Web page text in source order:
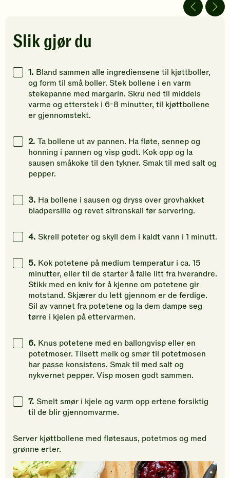
Klikk
for
gi
din
vurdering.
din
vurdering.
5
din
Slik gjør du
1. Bland sammen alle ingrediensene til kjøttboller,
og form til små boller. Stek bollene i en varm
stekepanne med margarin. Skru ned til middels
varme og etterstek i 6-8 minutter, til kjøttbollene
er gjennomstekt.
2. Ta bollene ut av pannen. Ha fløte, sennep og
honning i pannen og visp godt. Kok opp og la
sausen småkoke til den tykner. Smak til med salt og
pepper.
3. Ha bollene i sausen og dryss over grovhakket
bladpersille og revet sitronskall før servering.
4. Skrell poteter og skyll dem i kaldt vann i 1 minutt.
5. Kok potetene på medium temperatur i ca. 15
minutter, eller til de starter å falle litt fra hverandre.
Stikk med en kniv for å kjenne om potetene gir
motstand. Skjærer du lett gjennom er de ferdige.
Sil av vannet fra potetene og la dem dampe seg
tørre i kjelen på ettervarmen.
6. Knus potetene med en ballongvisp eller en
potetmoser. Tilsett melk og smør til potetmosen
har passe konsistens. Smak til med salt og
nykvernet pepper. Visp mosen godt sammen.
7. Smelt smør i kjele og varm opp ertene forsiktig
til de blir gjennomvarme.
Server kjøttbollene med fløtesaus, potetmos og med
grønne erter.